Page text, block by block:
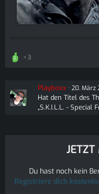
3
Playboxx 20. März
Hat den Titel des
„S.K.I.L.L. - Special
Du hast noch kein
Registriere dich